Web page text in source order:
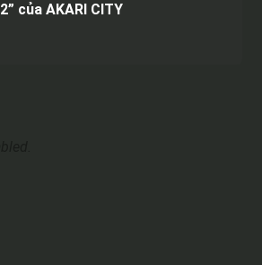
2” của AKARI CITY